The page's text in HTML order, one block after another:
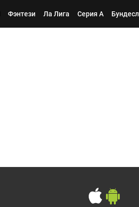
Фэнтези Ла Лига Серия А